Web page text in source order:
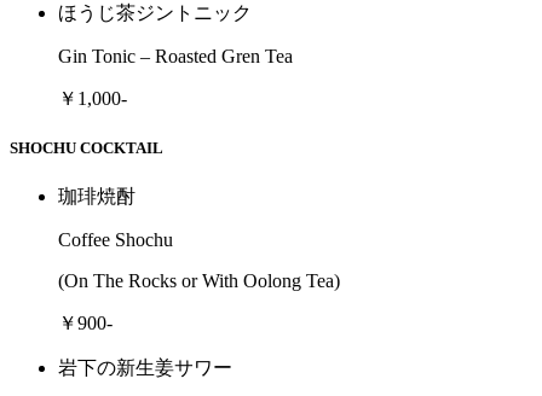
ほうじ茶ジントニック
Gin Tonic – Roasted Gren Tea
￥1,000-
SHOCHU COCKTAIL
珈琲焼酎
Coffee Shochu
(On The Rocks or With Oolong Tea)
￥900-
岩下の新生姜サワー